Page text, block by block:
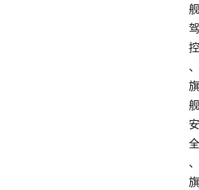
舰
驾
控
、
旗
舰
安
全
、
旗